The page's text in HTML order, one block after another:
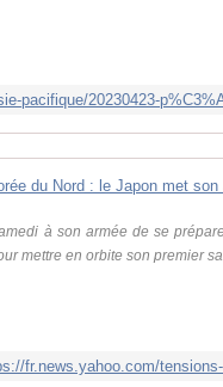
à son armée de se
mettre en orbite son premier
fr.news.yahoo.com/